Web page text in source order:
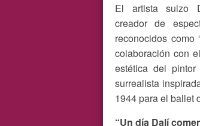
El artista suizo
creador de
reconocidos como
colaboración con
estética del
surrealista
1944 para el ballet
“Un día Dalí